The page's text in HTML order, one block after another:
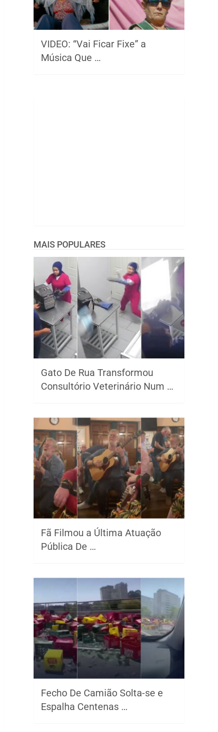
VIDEO: “Vai Ficar Fixe” a
Música Que …
MAIS POPULARES
Gato De Rua Transformou
Consultório Veterinário Num …
Fã Filmou a Última Atuação
Pública De …
Fecho De Camião Solta-se e
Espalha Centenas …